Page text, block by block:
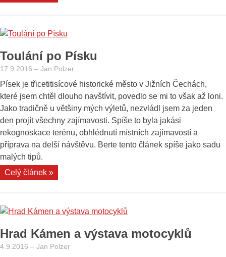
Toulání po Písku
17.9.2016 – Jan Polzer
Písek je třicetitisícové historické město v Jižních Čechách,
které jsem chtěl dlouho navštívit, povedlo se mi to však až loni.
Jako tradičně u většiny mých výletů, nezvládl jsem za jeden
den projít všechny zajímavosti. Spíše to byla jakási
rekognoskace terénu, obhlédnutí místních zajímavostí a
příprava na delší návštěvu. Berte tento článek spíše jako sadu
malých tipů.
Celý článek »„Toulání
Hrad Kámen a výstava motocyklů
4.9.2016 – Jan Polzer